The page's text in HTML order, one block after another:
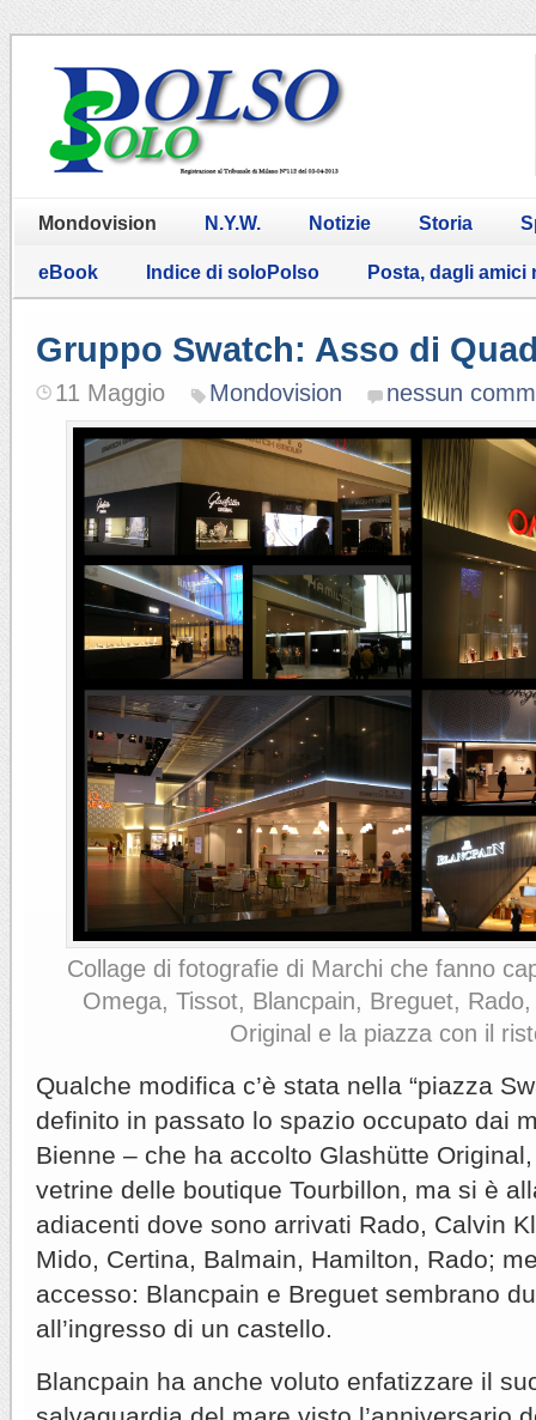
Mondovision N.Y.W. Notizie Storia
eBook Indice di soloPolso Posta, dagli amici
Gruppo Swatch: Asso di
11 Maggio Mondovision nessun
Collage di fotografie di Marchi che fanno
Omega, Tissot, Blancpain, Breguet,
Original e la piazza con il
Qualche modifica c’è stata nella “piazza
definito in passato lo spazio occupato dai
Bienne – che ha accolto Glashütte
vetrine delle boutique Tourbillon, ma si è
adiacenti dove sono arrivati Rado, Calvin
Mido, Certina, Balmain, Hamilton, Rado;
accesso: Blancpain e Breguet sembrano
all’ingresso di un castello.
Blancpain ha anche voluto enfatizzare il